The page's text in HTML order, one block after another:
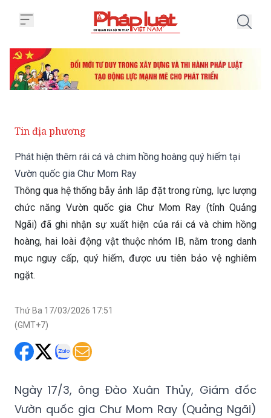
Tin địa phương
Phát hiện thêm rái cá và chim hồng hoàng quý hiếm tại
Vườn quốc gia Chư Mom Ray
Thông qua hệ thống bẫy ảnh lắp đặt trong rừng, lực lượng
chức năng Vườn quốc gia Chư Mom Ray (tỉnh Quảng
Ngãi) đã ghi nhận sự xuất hiện của rái cá và chim hồng
hoàng, hai loài động vật thuộc nhóm IB, nằm trong danh
mục nguy cấp, quý hiếm, được ưu tiên bảo vệ nghiêm
ngặt.
Thứ Ba 17/03/2026 17:51
(GMT+7)
Ngày 17/3, ông Đào Xuân Thủy, Giám đốc
Vườn quốc gia Chư Mom Ray (Quảng Ngãi)